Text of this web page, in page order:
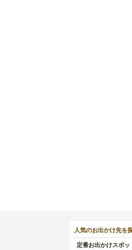
人気のお出かけ先を
定番お出かけスポッ